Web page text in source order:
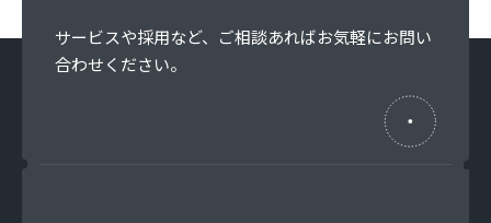
サービスや採用など、 ご相談あればお気軽にお問い
合わせください。